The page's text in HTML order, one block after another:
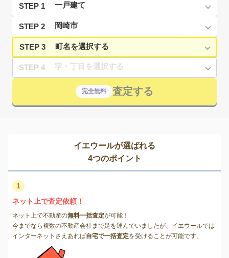
STEP 1
STEP 2
STEP 3
STEP 4
完全無料 査定する
イエウールが選ばれる
4つのポイント
1
ネット上で査定依頼！
ネット上で不動産の無料一括査定が可能！
今までなら複数の不動産会社まで足を運んでいましたが、イエウールでは
インターネットさえあれば自宅で一括査定を受けることが可能です。